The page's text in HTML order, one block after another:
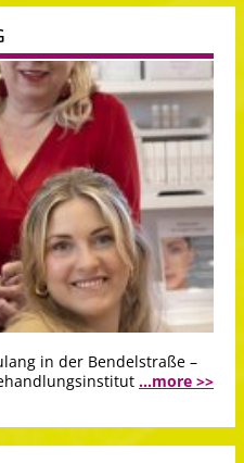
in der Bendelstraße –
...more >>